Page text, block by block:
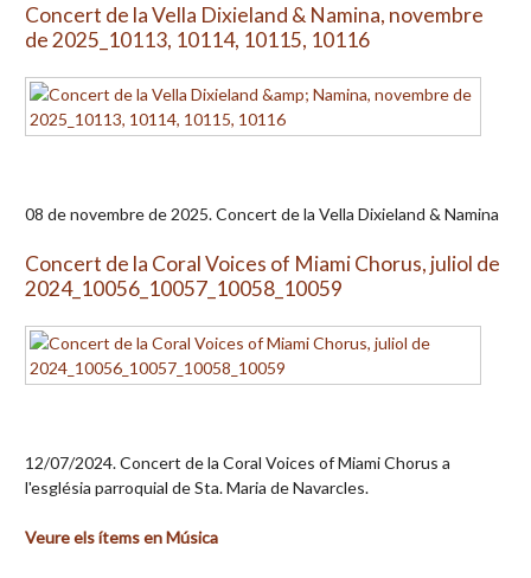
Concert de la Vella Dixieland & Namina, novembre
de 2025_10113, 10114, 10115, 10116
08 de novembre de 2025. Concert de la Vella Dixieland & Namina
Concert de la Coral Voices of Miami Chorus, juliol de
2024_10056_10057_10058_10059
12/07/2024. Concert de la Coral Voices of Miami Chorus a
l'església parroquial de Sta. Maria de Navarcles.
Veure els ítems en Música